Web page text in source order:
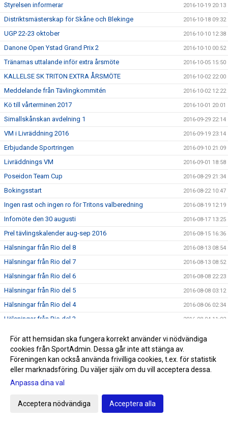
Styrelsen informerar 2016-10-19 20:13
Distriktsmästerskap för Skåne och Blekinge 2016-10-18 09:32
UGP 22-23 oktober 2016-10-10 12:38
Danone Open Ystad Grand Prix 2 2016-10-10 00:52
Tränarnas uttalande inför extra årsmöte 2016-10-05 15:50
KALLELSE SK TRITON EXTRA ÅRSMÖTE 2016-10-02 22:00
Meddelande från Tävlingkommitén 2016-10-02 12:22
Kö till vårterminen 2017 2016-10-01 20:01
Simallskånskan avdelning 1 2016-09-29 22:14
VM i Livräddning 2016 2016-09-19 23:14
Erbjudande Sportringen 2016-09-10 21:09
Livräddnings VM 2016-09-01 18:58
Poseidon Team Cup 2016-08-29 21:34
Bokingsstart 2016-08-22 10:47
Ingen rast och ingen ro för Tritons valberedning 2016-08-19 12:19
Infomöte den 30 augusti 2016-08-17 13:25
Prel tävlingskalender aug-sep 2016 2016-08-15 16:36
Hälsningar från Rio del 8 2016-08-13 08:54
Hälsningar från Rio del 7 2016-08-13 08:52
Hälsningar från Rio del 6 2016-08-08 22:23
Hälsningar från Rio del 5 2016-08-08 03:12
Hälsningar från Rio del 4 2016-08-06 02:34
Hälsningar från Rio del 3 2016-08-04 11:02
Första hälsningen från Rio
SNART OLYMPISKA SOMMARSPELEN 2016 2016-07-24 11:59
SM/JSM dag 5
För att hemsidan ska fungera korrekt använder vi nödvändiga
cookies från SportAdmin. Dessa går inte att stänga av.
Föreningen kan också använda frivilliga cookies, t.ex. för statistik
eller marknadsföring. Du väljer själv om du vill acceptera dessa.
Anpassa dina val
Acceptera nödvändiga Acceptera alla